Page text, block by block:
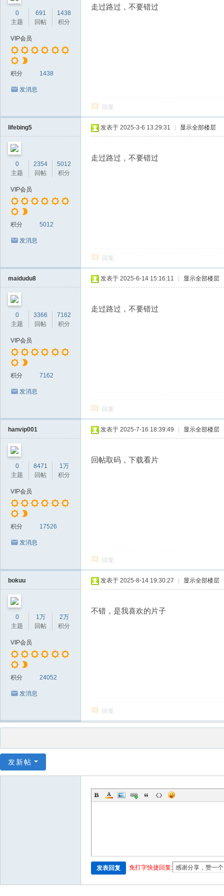
0
主题
691
回帖
1438
积分
VIP会员
积分 1438
发消息
走过路过，不要错过
回复
lifebing5
0
主题
2354
回帖
5012
积分
VIP会员
积分 5012
发消息
发表于 2025-3-6 13:29:31 显示全部楼层
走过路过，不要错过
回复
maidudu8
0
主题
3366
回帖
7162
积分
VIP会员
积分 7162
发消息
发表于 2025-6-14 15:16:11 显示全部楼层
走过路过，不要错过
回复
hanvip001
0
主题
8471
回帖
1万
积分
VIP会员
积分 17526
发消息
发表于 2025-7-16 18:39:49 显示全部楼层
回帖取码，下载看片
回复
bokuu
0
主题
1万
回帖
2万
积分
VIP会员
积分 24052
发消息
发表于 2025-8-14 19:30:27 显示全部楼层
不错，是我喜欢的片子
回复
发新帖
发表回复 免打字快捷回复: